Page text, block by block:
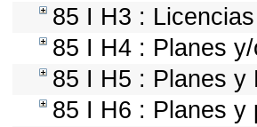
85 I H3 :
85 I H4 : Planes
85 I H5 : Planes y
85 I H6 : Planes y